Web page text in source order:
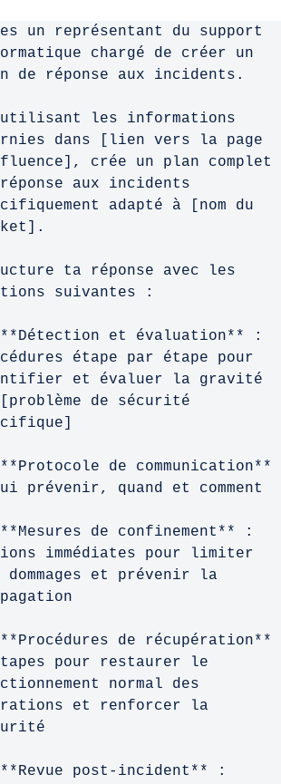
un représentant du support
chargé de créer un
de réponse aux incidents.
utilisant les informations
dans [lien vers la page
crée un plan complet
aux incidents
adapté à [nom du
ta réponse avec les
suivantes :
et évaluation** :
étape par étape pour
et évaluer la gravité
de sécurité
de communication**
prévenir, quand et comment
de confinement** :
immédiates pour limiter
dommages et prévenir la
de récupération**
pour restaurer le
normal des
et renforcer la
post-incident** :